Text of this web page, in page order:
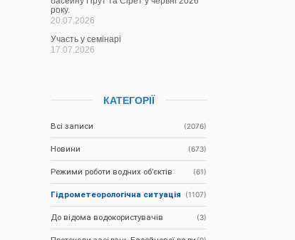
року.
20.07.2026
Участь у семінарі
17.07.2026
КАТЕГОРІЇ
Всі записи (2076)
Новини (673)
Режими роботи водних об’єктів (61)
Гідрометеорологічна ситуація (1107)
До відома водокористувачів (3)